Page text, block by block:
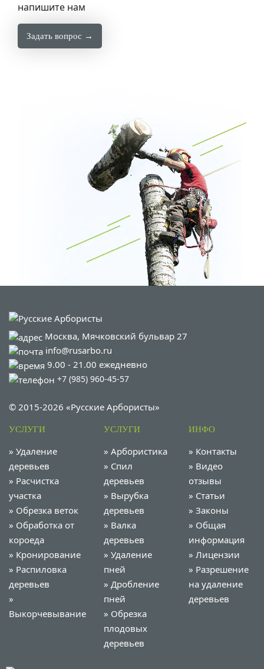
напишите нам
Задать вопрос →
Москва, Мячковский бульвар 27
info@rusarbo.ru
9.00 - 21.00 ежедневно
+7 (985) 960-45-57
© 2015-2026 «Русские Арбористы»
УСЛУГИ
» Удаление
деревьев
» Расчистка
участка
» Обрезка веток
» Обработка от
короеда
» Кронирование
» Распиловка
деревьев
»
Выкорчевывание
УСЛУГИ
» Арбористика
» Спил
деревьев
» Вырубка
деревьев
» Валка
деревьев
» Удаление
пней
» Дробление
пней
» Обрезка
плодовых
деревьев
ИНФО
» Контакты
» Видео
отзывы
» Статьи
» Законы
» Общая
информация
» Лицензии
» Разрешение
на удаление
деревьев